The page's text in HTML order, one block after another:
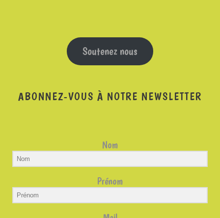
Soutenez nous
ABONNEZ-VOUS À NOTRE NEWSLETTER
Nom
Prénom